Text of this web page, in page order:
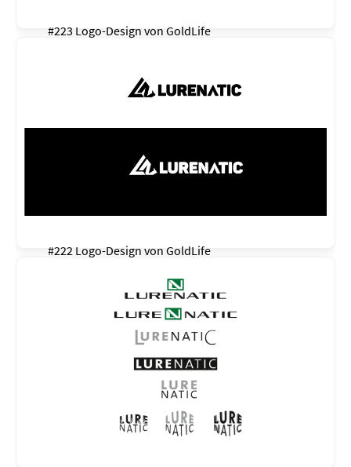
#223 Logo-Design von GoldLife
#222 Logo-Design von GoldLife